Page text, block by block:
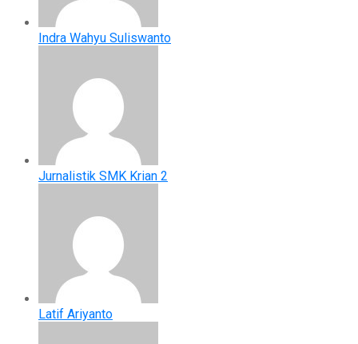
Indra Wahyu Suliswanto
Jurnalistik SMK Krian 2
Latif Ariyanto